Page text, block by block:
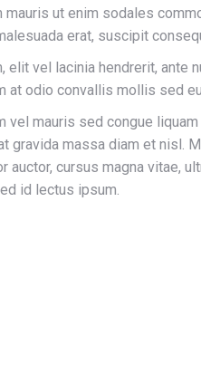
mauris ut enim sodales
erat, suscipit
elit vel lacinia hendrerit, ante
at odio convallis mollis sed
vel mauris sed congue
gravida massa diam et nisl.
auctor, cursus magna vitae,
id lectus ipsum.